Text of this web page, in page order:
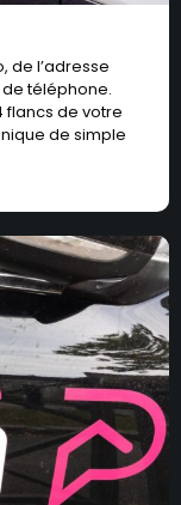
de l’adresse
téléphone.
flancs de votre
de simple